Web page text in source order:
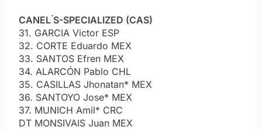
CANEL ́S-SPECIALIZED (CAS)
31. GARCIA Victor ESP
32. CORTE Eduardo MEX
33. SANTOS Efren MEX
34. ALARCÓN Pablo CHL
35. CASILLAS Jhonatan* MEX
36. SANTOYO Jose* MEX
37. MUNICH Amil* CRC
DT MONSIVAIS Juan MEX